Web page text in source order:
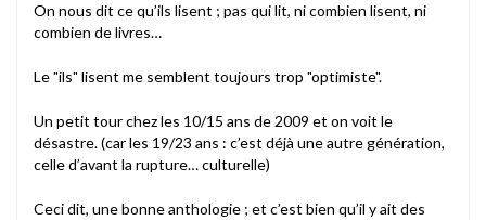
On nous dit ce qu’ils lisent ; pas qui lit, ni combien lisent, ni
combien de livres…
Le "ils" lisent me semblent toujours trop "optimiste".
Un petit tour chez les 10/15 ans de 2009 et on voit le
désastre. (car les 19/23 ans : c’est déjà une autre génération,
celle d’avant la rupture… culturelle)
Ceci dit, une bonne anthologie ; et c’est bien qu’il y ait des